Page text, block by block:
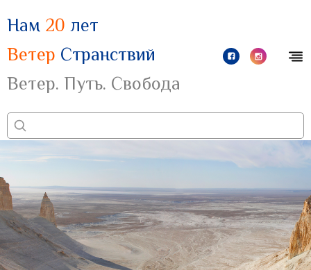
Нам 20 лет
Ветер Странствий
Ветер. Путь. Свобода